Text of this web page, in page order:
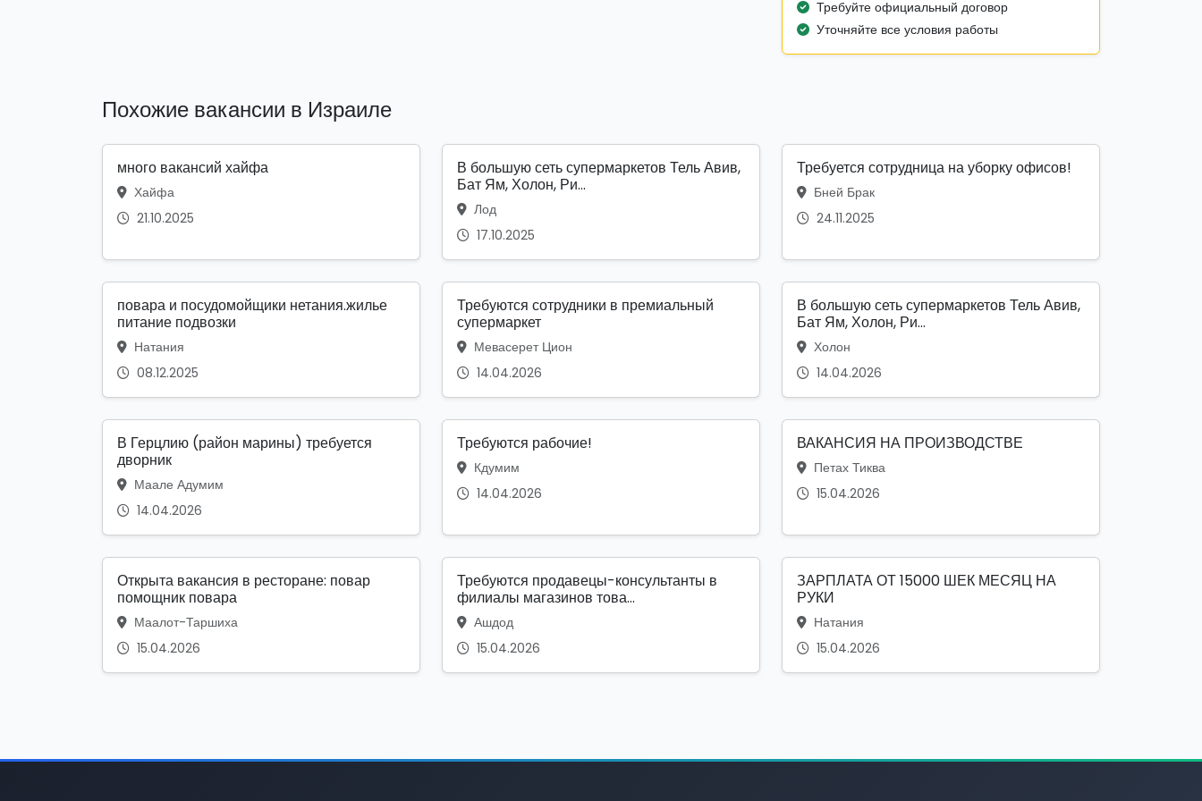
Требуйте официальный договор
Уточняйте все условия работы
Похожие вакансии в Израиле
много вакансий хайфа
Хайфа
21.10.2025
В большую сеть супермаркетов Тель Авив,
Бат Ям, Холон, Ри...
Лод
17.10.2025
Требуется сотрудница на уборку офисов!
Бней Брак
24.11.2025
повара и посудомойщики нетания.жилье
питание подвозки
Натания
08.12.2025
Требуются сотрудники в премиальный
супермаркет
Мевасерет Цион
14.04.2026
В большую сеть супермаркетов Тель Авив,
Бат Ям, Холон, Ри...
Холон
14.04.2026
В Герцлию (район марины) требуется
дворник
Маале Адумим
14.04.2026
Требуются рабочие!
Кдумим
14.04.2026
ВАКАНСИЯ НА ПРОИЗВОДСТВЕ
Петах Тиква
15.04.2026
Открыта вакансия в ресторане: повар
помощник повара
Маалот-Таршиха
15.04.2026
Требуются продавецы-консультанты в
филиалы магазинов това...
Ашдод
15.04.2026
ЗАРПЛАТА ОТ 15000 ШЕК МЕСЯЦ НА
РУКИ
Натания
15.04.2026